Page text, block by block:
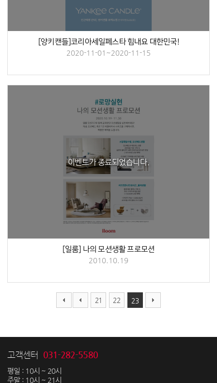
[양키캔들]코리아세일페스타 힘내요 대한민국!
2020-11-01~2020-11-15
이벤트가 종료되었습니다.
[일룸] 나의 모션생활 프로모션
2010.10.19
21 22 23
고객센터 031-282-5580
평일 : 10시 ~ 20시
주말 : 10시 ~ 21시